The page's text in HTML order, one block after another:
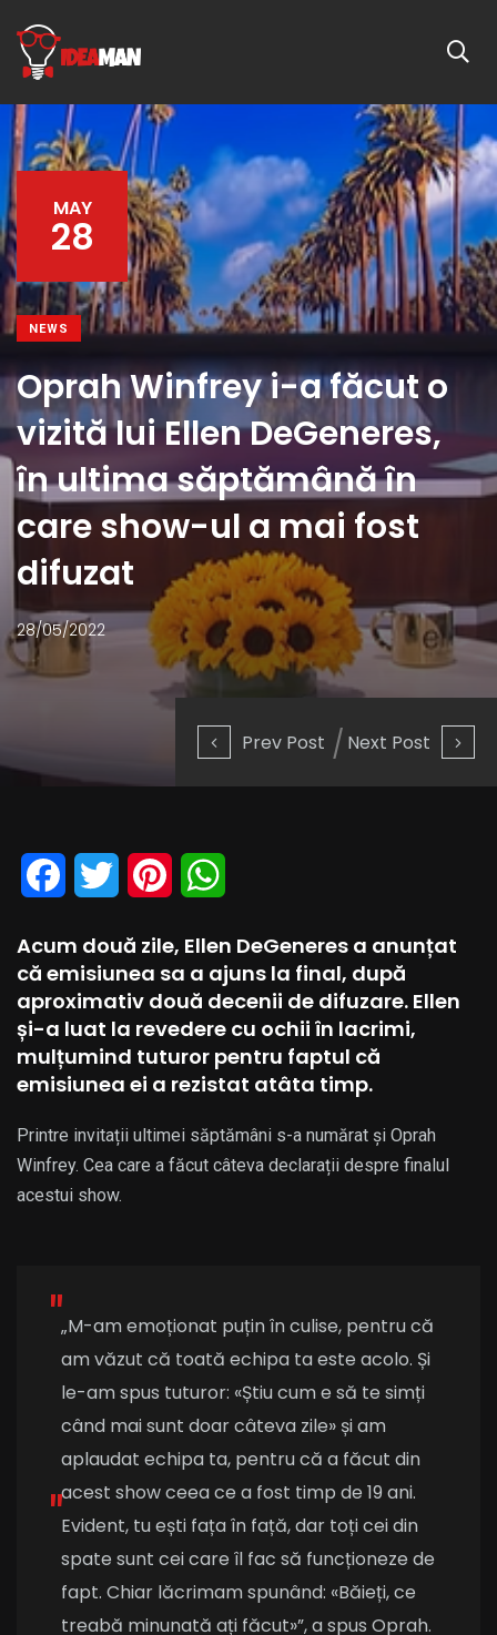
Prev Post Next Post
MAY
28
NEWS
Oprah Winfrey i-a făcut o
vizită lui Ellen DeGeneres,
în ultima săptămână în
care show-ul a mai fost
difuzat
28/05/2022
Facebook
Twitter Pinterest
Acum două zile, Ellen DeGeneres a anunțat
că emisiunea sa a ajuns la final, după
aproximativ două decenii de difuzare. Ellen
și-a luat la revedere cu ochii în lacrimi,
mulțumind tuturor pentru faptul că
emisiunea ei a rezistat atâta timp.
Printre invitații ultimei săptămâni s-a numărat și Oprah
Winfrey. Cea care a făcut câteva declarații despre finalul
acestui show.
„M-am emoționat puțin în culise, pentru că
am văzut că toată echipa ta este acolo. Și
le-am spus tuturor: «Știu cum e să te simți
când mai sunt doar câteva zile» și am
aplaudat echipa ta, pentru că a făcut din
acest show ceea ce a fost timp de 19 ani.
Evident, tu ești fața în față, dar toți cei din
spate sunt cei care îl fac să funcționeze de
fapt. Chiar lăcrimam spunând: «Băieți, ce
treabă minunată ați făcut»”, a spus Oprah.